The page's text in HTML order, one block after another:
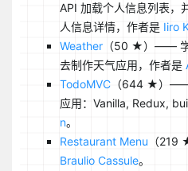
API 加载个人信息列表，
人信息详情，作者是 Iiro
Weather （50 ★）—— 学
去制作天气应用，作者是
TodoMVC （644 ★）——
应用：Vanilla, Redux,
n。
Restaurant Menu （
Braulio Cassule。